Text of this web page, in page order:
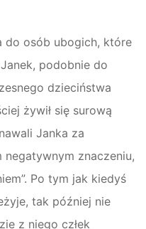
do osób ubogich, które
podobnie do
dzieciństwa
żywił się surową
Janka za
negatywnym znaczeniu,
Po tym jak kiedyś
tak później nie
z niego człek